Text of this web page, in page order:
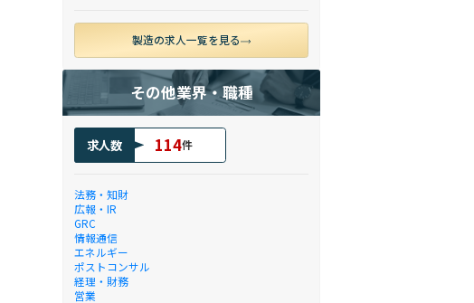
製造の求人一覧を見る
その他業界・職種
求人数 114件
法務・知財
広報・IR
GRC
情報通信
エネルギー
ポストコンサル
経理・財務
営業